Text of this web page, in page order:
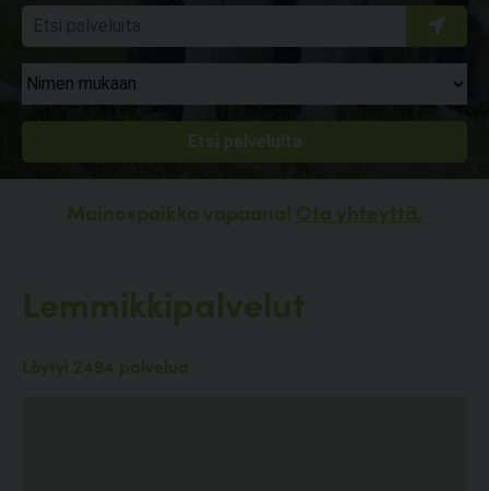
Mainospaikka vapaana! Ota yhteyttä.
Lemmikkipalvelut
Löytyi 2494 palvelua